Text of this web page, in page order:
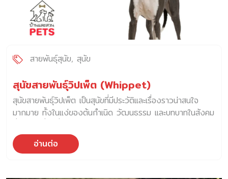
เพิ่มบ้าง? 1. ต้องใช้ “ยากันเห็บหมัด” อย่างสม่ำเสมอ และมี
ประสิทธิภาพ เลือกผลิตภัณฑ์ที่เหมาะกับไลฟ์สไตล์ เช่น แบบกิน
(เช่น […]
สายพันธุ์สุนัข สุนัข
สุนัขสายพันธุ์วิปเพ็ต (Whippet)
สุนัขสายพันธุ์วิปเพ็ต เป็นสุนัขที่มีประวัติและเรื่องราวน่าสนใจ
มากมาย ทั้งในแง่ของต้นกำเนิด วัฒนธรรม และบทบาทในสังคม
ต้นกำเนิดของ สุนัขสายพันธุ์วิปเพ็ต (Whippet) : สุนัขแห่ง
ชนชั้นแรงงาน สุนัขสายพันธุ์วิปเพ็ต มีต้นกำเนิดในอังกฤษช่วง
อ่านต่อ